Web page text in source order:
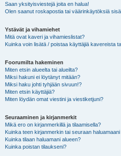
Saan yksityisviestejä joita en halua!
Olen saanut roskapostia tai väärinkäytöksiä
Ystävät ja vihamiehet
Mitä ovat kaveri ja vihamieslistat?
Kuinka voin lisätä / poistaa käyttäjiä kavereista
Foorumilta hakeminen
Miten etsin alueelta tai alueilta?
Miksi hakuni ei löytänyt mitään?
Miksi haku johti tyhjään sivuun!?
Miten etsin käyttäjiä?
Miten löydän omat viestini ja viestiketjuni?
Seuraaminen ja kirjanmerkit
Mikä ero on kirjanmerkillä ja tilaamisella?
Kuinka teen kirjanmerkin tai seuraan
Kuinka tilaan haluamani alueen?
Kuinka poistan tilaukseni?